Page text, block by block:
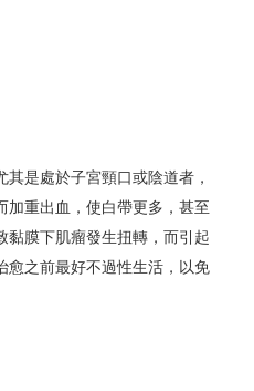
是處於子宮頸口或陰道者，
加重出血，使白帶更多，甚至
黏膜下肌瘤發生扭轉，而引起
愈之前最好不過性生活，以免